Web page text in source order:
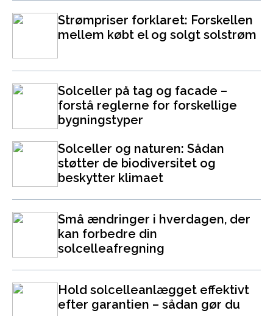
Strømpriser forklaret: Forskellen
mellem købt el og solgt solstrøm
Solceller på tag og facade –
forstå reglerne for forskellige
bygningstyper
Solceller og naturen: Sådan
støtter de biodiversitet og
beskytter klimaet
Små ændringer i hverdagen, der
kan forbedre din
solcelleafregning
Hold solcelleanlægget effektivt
efter garantien – sådan gør du